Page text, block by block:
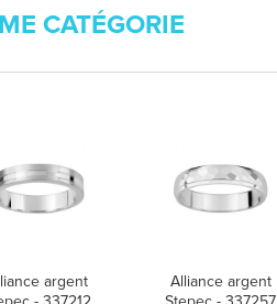
CATÉGORIE
argent
Alliance argent